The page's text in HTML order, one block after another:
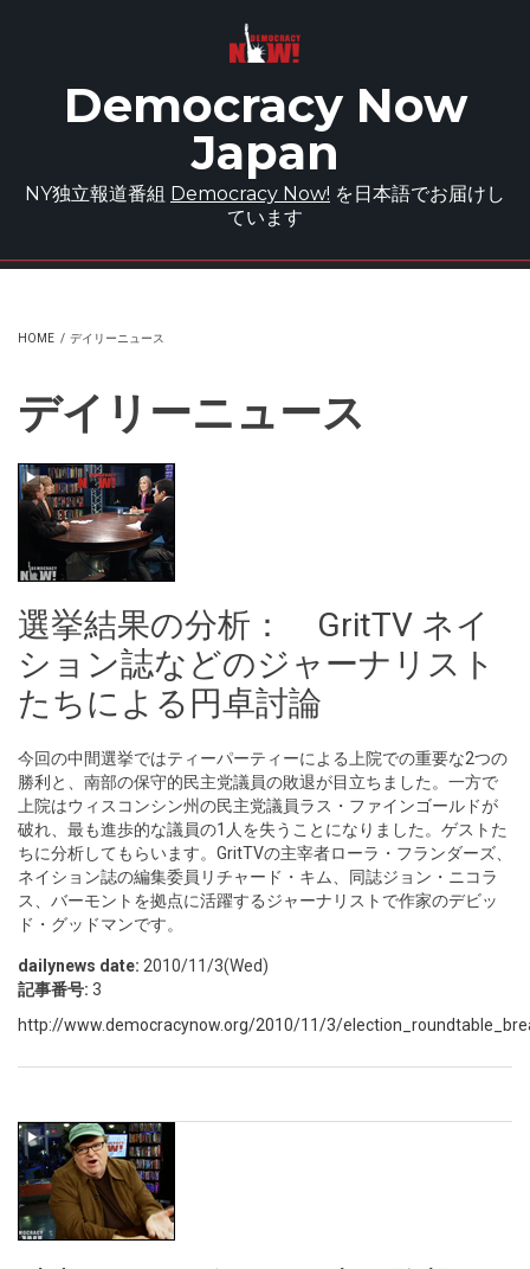
Democracy Now
Japan
NY独立報道番組 Democracy Now! を日本語でお届けし
ています
HOME / デイリーニュース
デイリーニュース
選挙結果の分析： GritTV ネイ
ション誌などのジャーナリスト
たちによる円卓討論
今回の中間選挙ではティーパーティーによる上院での重要な2つの
勝利と、南部の保守的民主党議員の敗退が目立ちました。一方で
上院はウィスコンシン州の民主党議員ラス・ファインゴールドが
破れ、最も進歩的な議員の1人を失うことになりました。ゲストた
ちに分析してもらいます。GritTVの主宰者ローラ・フランダーズ、
ネイション誌の編集委員リチャード・キム、同誌ジョン・ニコラ
ス、バーモントを拠点に活躍するジャーナリストで作家のデビッ
ド・グッドマンです。
dailynews date: 2010/11/3(Wed)
記事番号: 3
http://www.democracynow.org/2010/11/3/